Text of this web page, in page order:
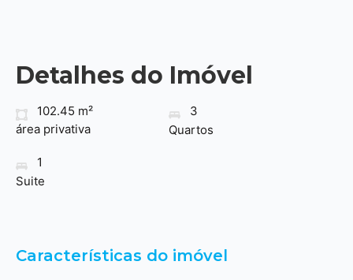
Detalhes do Imóvel
102.45 m²
área privativa
3
Quartos
1
Suite
Características do imóvel